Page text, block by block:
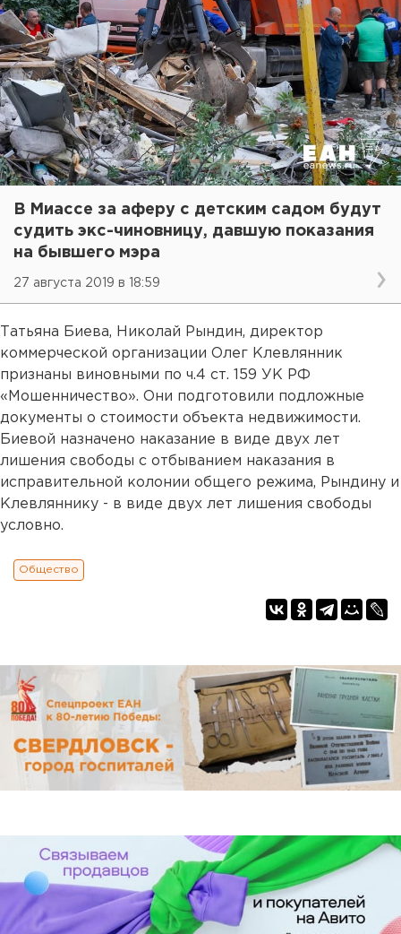
В Миассе за аферу с детским садом будут
судить экс-чиновницу, давшую показания
на бывшего мэра
27 августа 2019 в 18:59
Татьяна Биева, Николай Рындин, директор
коммерческой организации Олег Клевлянник
признаны виновными по ч.4 ст. 159 УК РФ
«Мошенничество». Они подготовили подложные
документы о стоимости объекта недвижимости.
Биевой назначено наказание в виде двух лет
лишения свободы с отбыванием наказания в
исправительной колонии общего режима, Рындину и
Клевляннику - в виде двух лет лишения свободы
условно.
Общество